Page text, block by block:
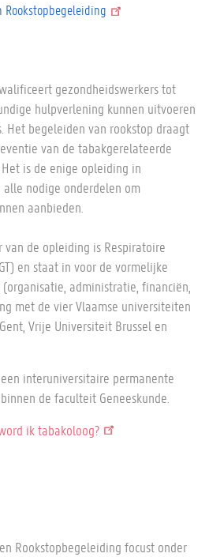
Rookstopbegeleiding
gezondheidswerkers tot
hulpverlening kunnen uitvoeren
Het begeleiden van rookstop draagt
van de tabakgerelateerde
is de enige opleiding in
nodige onderdelen om
aanbieden.
de opleiding is Respiratoire
en staat in voor de vormelijke
administratie, financiën,
met de vier Vlaamse universiteiten
Vrije Universiteit Brussel en
interuniversitaire permanente
de faculteit Geneeskunde.
ik tabakoloog?
Rookstopbegeleiding focust onder